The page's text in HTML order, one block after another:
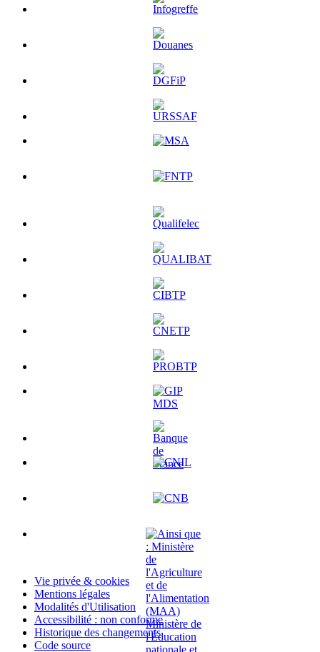
Vie privée & cookies
Mentions légales
Modalités d'Utilisation
Accessibilité : non conforme
Historique des changements
Code source